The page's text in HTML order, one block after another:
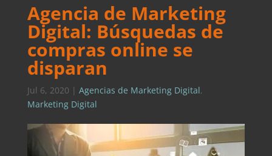
Agencia de Marketing
Digital: Búsquedas de
compras online se
disparan
Jul 6, 2020 | Agencias de Marketing Digital,
Marketing Digital